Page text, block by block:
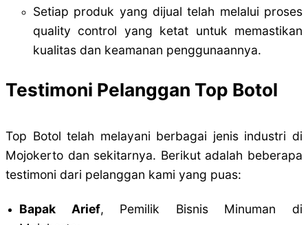
Setiap produk yang dijual telah melalui proses
quality control yang ketat untuk memastikan
kualitas dan keamanan penggunaannya.
Testimoni Pelanggan Top Botol
Top Botol telah melayani berbagai jenis industri di
Mojokerto dan sekitarnya. Berikut adalah beberapa
testimoni dari pelanggan kami yang puas:
Bapak Arief, Pemilik Bisnis Minuman di